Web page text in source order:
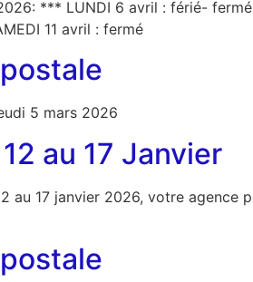
*** LUNDI 6 avril : férié- fermé
11 avril : fermé
5 mars 2026
au 17 Janvier
au 17 janvier 2026, votre agence